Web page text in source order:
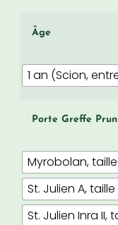
Âge
1 an (Scion,
Porte Greffe
Myrobolan,
St. Julien A,
St. Julien Inra II,